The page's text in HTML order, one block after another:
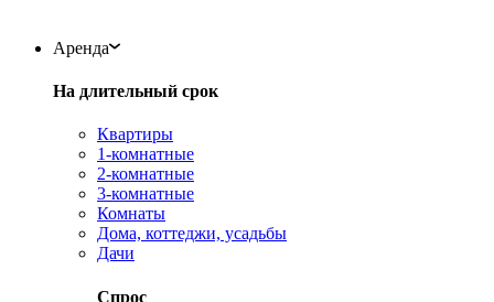
Аренда
На длительный срок
Квартиры
1-комнатные
2-комнатные
3-комнатные
Комнаты
Дома, коттеджи, усадьбы
Дачи
Спрос